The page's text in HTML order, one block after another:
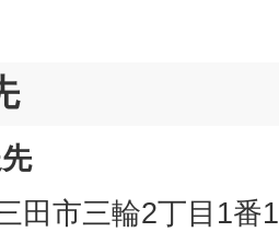
田市三輪2丁目1番